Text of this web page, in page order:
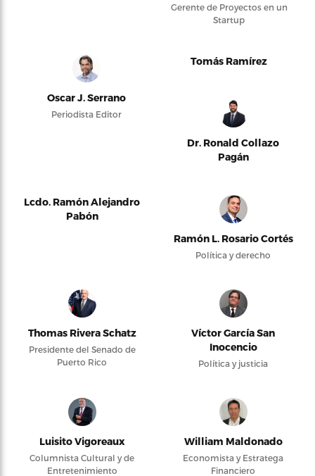
Gerente de Proyectos en un
Startup
Oscar J. Serrano
Periodista Editor
Tomás Ramírez
Dr. Ronald Collazo
Pagán
Lcdo. Ramón Alejandro
Pabón
Ramón L. Rosario Cortés
Política y derecho
Thomas Rivera Schatz
Presidente del Senado de
Puerto Rico
Víctor García San
Inocencio
Política y justicia
Luisito Vigoreaux
Columnista Cultural y de
Entretenimiento
William Maldonado
Economista y Estratega
Financiero